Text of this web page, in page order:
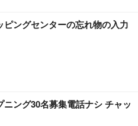
ングセンターの忘れ物の入力
ング30名募集電話ナシ チャッ